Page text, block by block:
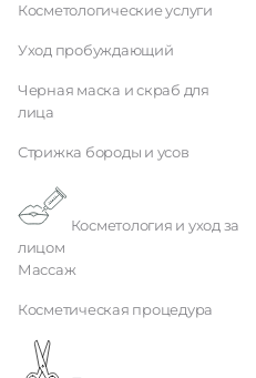
Косметологические услуги
Уход пробуждающий
Черная маска и скраб для
лица
Стрижка бороды и усов
лицом
Массаж
Косметическая процедура